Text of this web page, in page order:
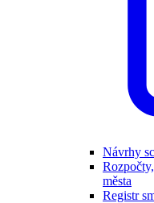
Návrhy
města
Registr